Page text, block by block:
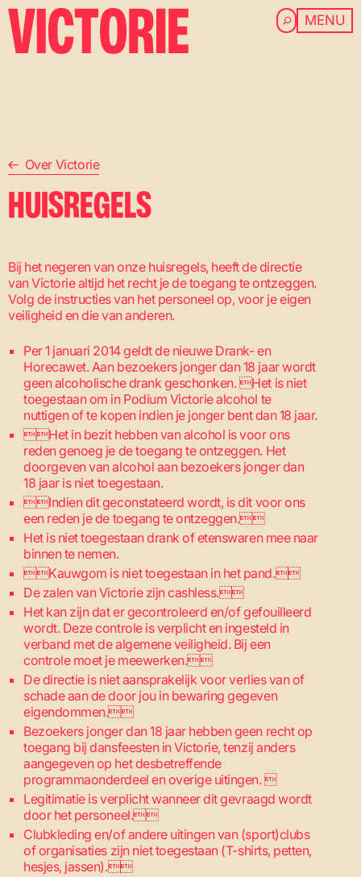
MENU
Over Victorie
HUISREGELS
Bij het negeren van onze huisregels, heeft de directie
van Victorie altijd het recht je de toegang te ontzeggen.
Volg de instructies van het personeel op, voor je eigen
veiligheid en die van anderen.
Per 1 januari 2014 geldt de nieuwe Drank- en
Horecawet. Aan bezoekers jonger dan 18 jaar wordt
geen alcoholische drank geschonken. Het is niet
toegestaan om in Podium Victorie alcohol te
nuttigen of te kopen indien je jonger bent dan 18 jaar.
Het in bezit hebben van alcohol is voor ons
reden genoeg je de toegang te ontzeggen. Het
doorgeven van alcohol aan bezoekers jonger dan
18 jaar is niet toegestaan.
Indien dit geconstateerd wordt, is dit voor ons
een reden je de toegang te ontzeggen.
Het is niet toegestaan drank of etenswaren mee naar
binnen te nemen.
Kauwgom is niet toegestaan in het pand.
De zalen van Victorie zijn cashless.
Het kan zijn dat er gecontroleerd en/of gefouilleerd
wordt. Deze controle is verplicht en ingesteld in
verband met de algemene veiligheid. Bij een
controle moet je meewerken.
De directie is niet aansprakelijk voor verlies van of
schade aan de door jou in bewaring gegeven
eigendommen.
Bezoekers jonger dan 18 jaar hebben geen recht op
toegang bij dansfeesten in Victorie, tenzij anders
aangegeven op het desbetreffende
programmaonderdeel en overige uitingen. 
Legitimatie is verplicht wanneer dit gevraagd wordt
door het personeel.
Clubkleding en/of andere uitingen van (sport)clubs
of organisaties zijn niet toegestaan (T-shirts, petten,
hesjes, jassen).